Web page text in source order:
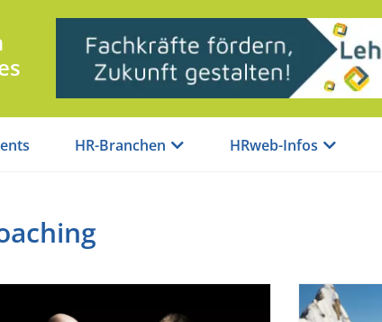
HR-Branchen HRweb-Infos